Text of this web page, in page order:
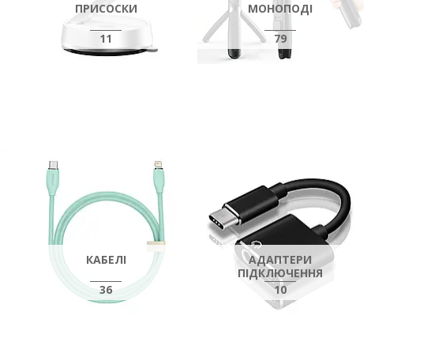
ПРИСОСКИ
11
МОНОПОДІ
79
КАБЕЛІ
36
АДАПТЕРИ
ПІДКЛЮЧЕННЯ
10